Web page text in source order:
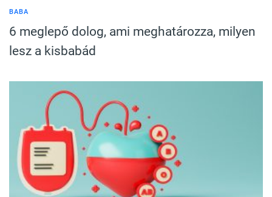
BABA
6 meglepő dolog, ami meghatározza, milyen
lesz a kisbabád